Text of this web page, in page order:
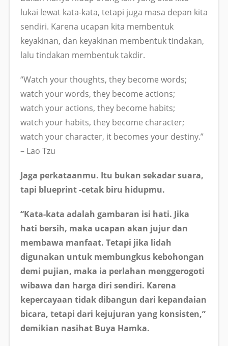
lukai lewat kata-kata, tetapi juga masa depan kita
sendiri. Karena ucapan kita membentuk
keyakinan, dan keyakinan membentuk tindakan,
lalu tindakan membentuk takdir.
“Watch your thoughts, they become words;
watch your words, they become actions;
watch your actions, they become habits;
watch your habits, they become character;
watch your character, it becomes your destiny.”
– Lao Tzu
Jaga perkataanmu. Itu bukan sekadar suara,
tapi blueprint -cetak biru hidupmu.
“Kata-kata adalah gambaran isi hati. Jika
hati bersih, maka ucapan akan jujur dan
membawa manfaat. Tetapi jika lidah
digunakan untuk membungkus kebohongan
demi pujian, maka ia perlahan menggerogoti
wibawa dan harga diri sendiri. Karena
kepercayaan tidak dibangun dari kepandaian
bicara, tetapi dari kejujuran yang konsisten,”
demikian nasihat Buya Hamka.